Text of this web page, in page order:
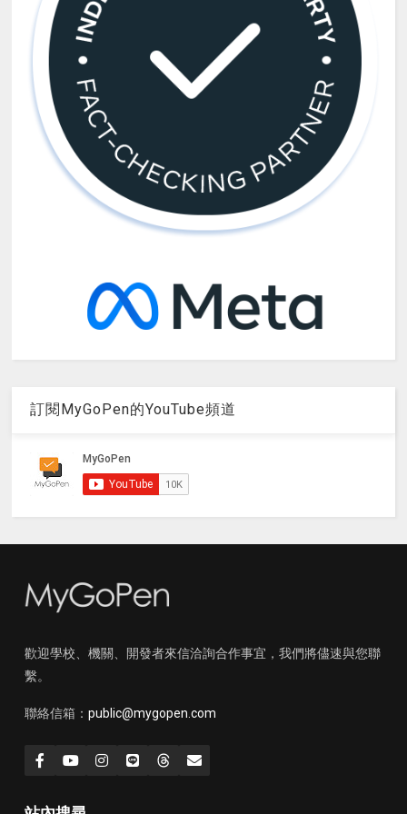
訂閱MyGoPen的YouTube頻道
歡迎學校、機關、開發者來信洽詢合作事宜，我們將儘速與您聯
繫。
聯絡信箱： public@mygopen.com